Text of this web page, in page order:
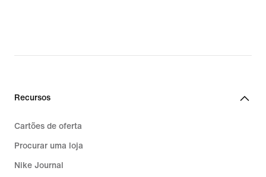
Recursos
Cartões de oferta
Procurar uma loja
Nike Journal